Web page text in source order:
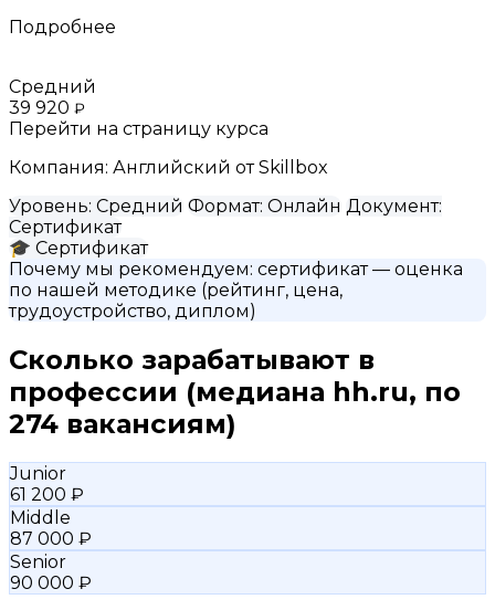
Подробнее
Средний
39 920 ₽
Перейти на страницу курса
Компания: Английский от Skillbox
Уровень: Средний Формат: Онлайн Документ:
Сертификат
🎓 Сертификат
Почему мы рекомендуем: сертификат— оценка
по нашей методике (рейтинг, цена,
трудоустройство, диплом)
Сколько зарабатывают в
профессии (медиана hh.ru, по
274 вакансиям)
Junior
61 200 ₽
Middle
87 000 ₽
Senior
90 000 ₽